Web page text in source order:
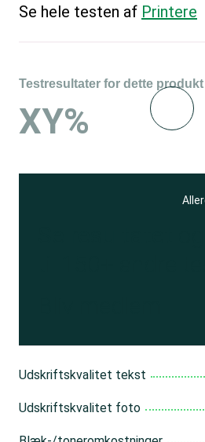
Se hele testen af Printere
Testresultater for dette produkt
XY%
Udskriftskvalitet tekst
Udskriftskvalitet foto